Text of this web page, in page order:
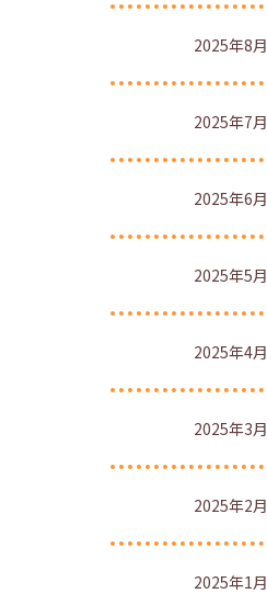
2025年8月
2025年7月
2025年6月
2025年5月
2025年4月
2025年3月
2025年2月
2025年1月